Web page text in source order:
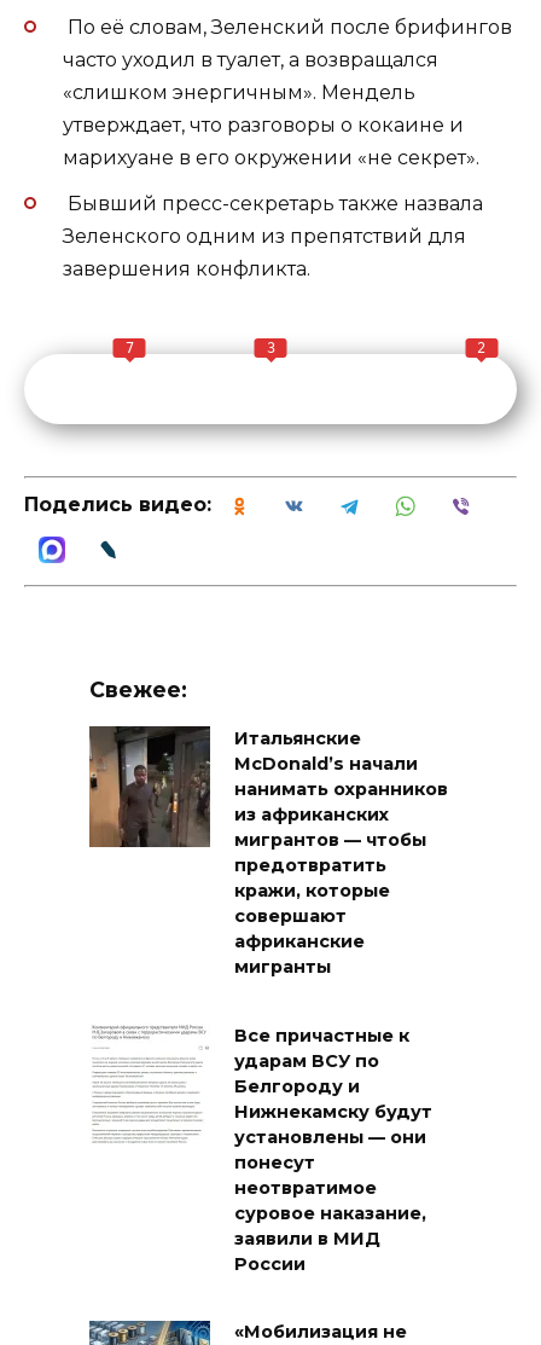
По её словам, Зеленский после брифингов
часто уходил в туалет, а возвращался
«слишком энергичным». Мендель
утверждает, что разговоры о кокаине и
марихуане в его окружении «не секрет».
Бывший пресс-секретарь также назвала
Зеленского одним из препятствий для
завершения конфликта.
7 3 2
Поделись видео:
Свежее:
Итальянские
McDonald’s начали
нанимать охранников
из африканских
мигрантов — чтобы
предотвратить
кражи, которые
совершают
африканские
мигранты
Все причастные к
ударам ВСУ по
Белгороду и
Нижнекамску будут
установлены — они
понесут
неотвратимое
суровое наказание,
заявили в МИД
России
«Мобилизация не